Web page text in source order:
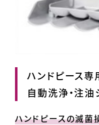
ハンドピース専
自動洗浄・注
ハンドピースの滅菌